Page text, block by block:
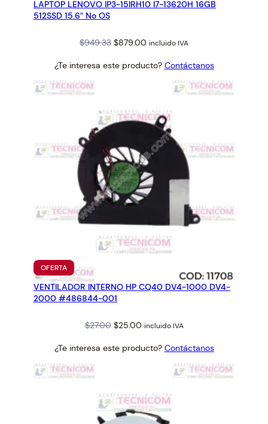
OFERTA
LAPTOP LENOVO IP3-15IRH10 I7-13620H 16GB
512SSD 15.6″ No OS
$949.33 Original
was:
$879.00 Current
is:
$879.00.
incluido IVA
¿Te interesa este producto? Contáctanos
OFERTAPRODUCTO
EN
OFERTA
VENTILADOR INTERNO HP CQ40 DV4-1000 DV4-
2000 #486844-001
$27.00 Original
was:
$25.00Current
is:
incluido IVA
¿Te interesa este producto? Contáctanos